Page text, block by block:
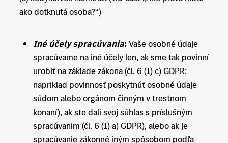
ako dotknutá osoba?“)
Iné účely spracúvania:Vaše osobné údaje
spracúvame na iné účely len, ak sme tak povinní
urobiť na základe zákona (čl. 6 (1) c) GDPR;
napríklad povinnosť poskytnúť osobné údaje
súdom alebo orgánom činným v trestnom
konaní), ak ste dali svoj súhlas s príslušným
spracúvaním (čl. 6 (1) a) GDPR), alebo ak je
spracúvanie zákonné iným spôsobom podľa